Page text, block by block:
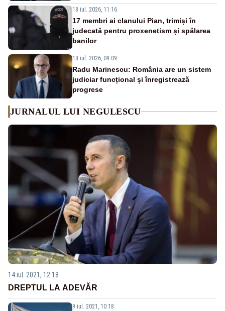
18 iul. 2026, 11:16
17 membri ai clanului Pian, trimiși în
judecată pentru proxenetism și spălarea
banilor
18 iul. 2026, 09:09
Radu Marinescu: România are un sistem
judiciar funcțional și înregistrează
progrese
JURNALUL LUI NEGULESCU
14 iul. 2021, 12:18
DREPTUL LA ADEVĂR
9 iul. 2021, 10:18